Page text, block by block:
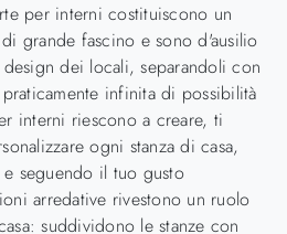
per interni costituiscono un
grande fascino e sono d'ausilio
dei locali, separandoli con
infinita di possibilità
interni riescono a creare, ti
ogni stanza di casa,
seguendo il tuo gusto
arredative rivestono un ruolo
suddividono le stanze con